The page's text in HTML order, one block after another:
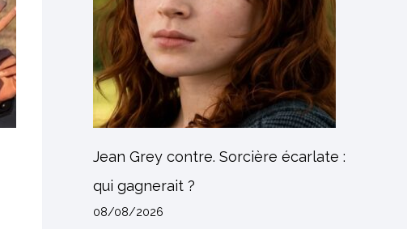
Jean Grey contre. Sorcière écarlate :
qui gagnerait ?
08/08/2026